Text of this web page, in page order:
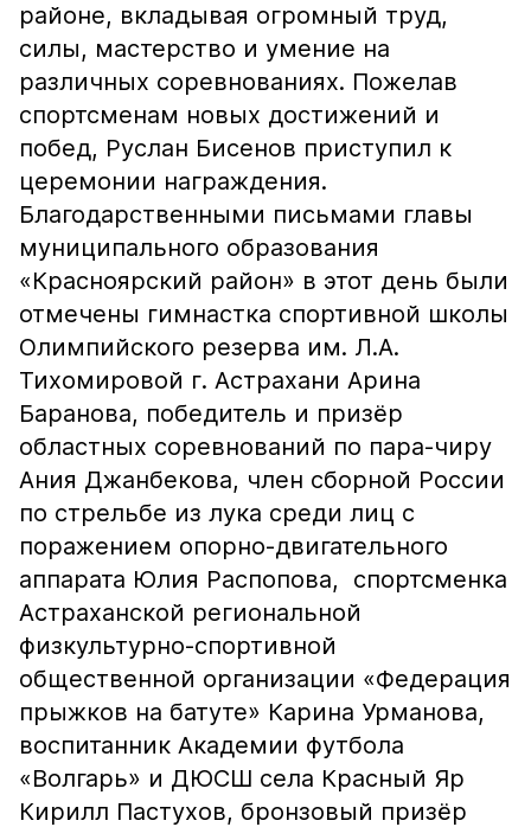
районе, вкладывая огромный труд,
силы, мастерство и умение на
различных соревнованиях. Пожелав
спортсменам новых достижений и
побед, Руслан Бисенов приступил к
церемонии награждения.
Благодарственными письмами главы
муниципального образования
«Красноярский район» в этот день были
отмечены гимнастка спортивной школы
Олимпийского резерва им. Л.А.
Тихомировой г. Астрахани Арина
Баранова, победитель и призёр
областных соревнований по пара-чиру
Ания Джанбекова, член сборной России
по стрельбе из лука среди лиц с
поражением опорно-двигательного
аппарата Юлия Распопова, спортсменка
Астраханской региональной
физкультурно-спортивной
общественной организации «Федерация
прыжков на батуте» Карина Урманова,
воспитанник Академии футбола
«Волгарь» и ДЮСШ села Красный Яр
Кирилл Пастухов, бронзовый призёр